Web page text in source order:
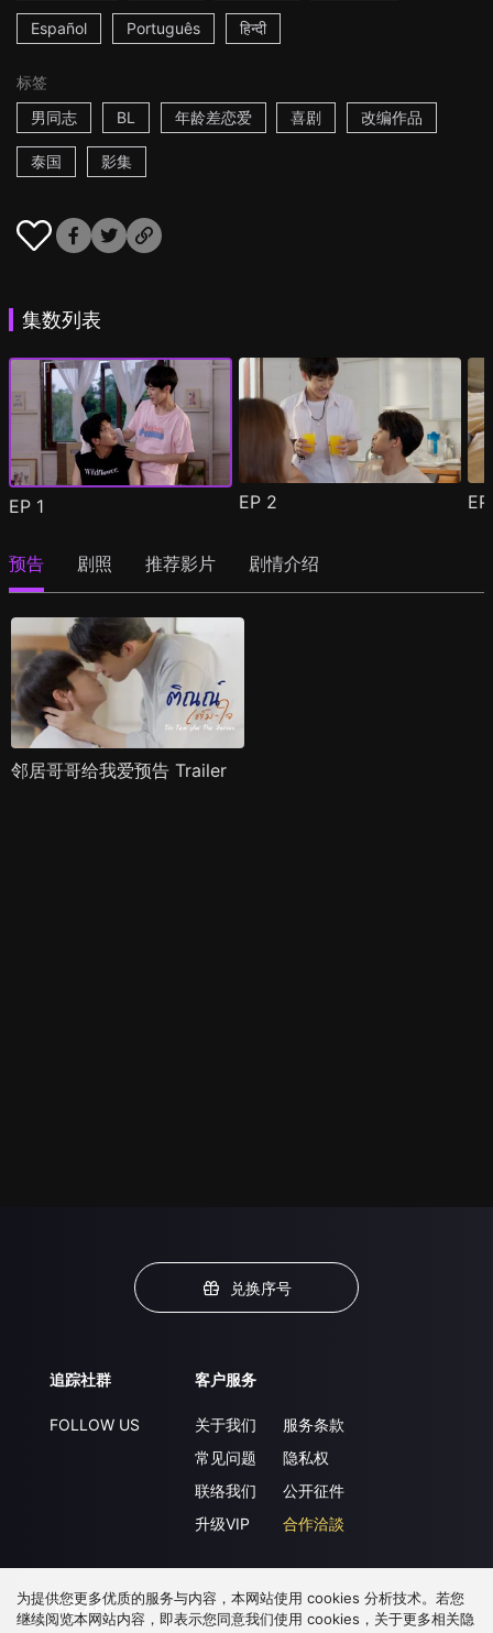
Español Português हिन्दी
标签
男同志
BL 年龄差恋爱 喜剧 改编作品
泰国 影集
集数列表
EP 1 EP 2
预告 剧照 推荐影片 剧情介绍
邻居哥哥给我爱预告 Trailer
兑换序号
追踪社群
FOLLOW US
客户服务
关于我们
常见问题
联络我们
升级VIP
服务条款
隐私权
公开征件
合作洽談
下载 APP
为提供您更多优质的服务与内容，本网站使用 cookies 分析技术。若您
继续阅览本网站内容，即表示您同意我们使用 cookies，关于更多相关隐